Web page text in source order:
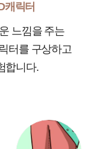
캐릭터
느낌을 주는
터를 구상하고
합니다.